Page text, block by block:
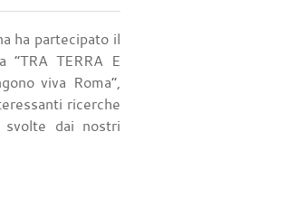
ha partecipato il
“TRA TERRA E
viva Roma”,
ricerche
svolte dai nostri